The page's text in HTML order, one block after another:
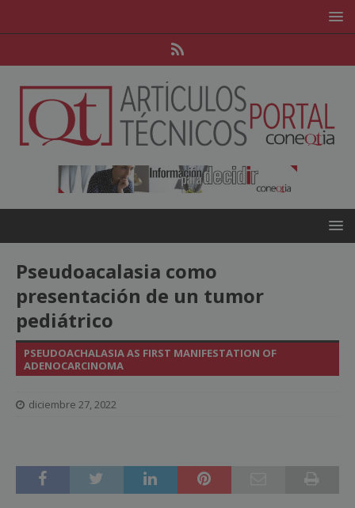
Pseudoacalasia como
presentación de un tumor
pediátrico
PSEUDOACHALASIA AS FIRST MANIFESTATION OF
ADENOCARCINOMA
diciembre 27, 2022